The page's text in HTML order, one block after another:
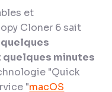
et
Cloner 6 sait
quelques minutes
"Quick
"macOS